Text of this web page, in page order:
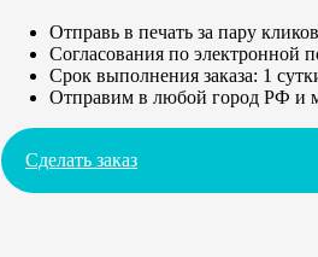
Отправь в печать за пару
Согласования по электронной
Срок выполнения заказа: 1
Отправим в любой город РФ и
Сделать заказ